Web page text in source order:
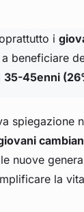
i
a beneficiare
35-45enni
spiegazione
nuove
la